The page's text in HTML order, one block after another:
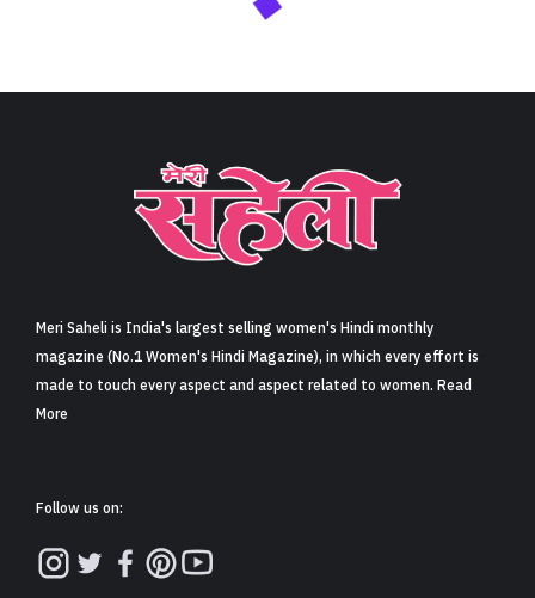
Meri Saheli is India's largest selling women's Hindi monthly
magazine (No.1 Women's Hindi Magazine), in which every effort is
made to touch every aspect and aspect related to women. Read
More
Follow us on: